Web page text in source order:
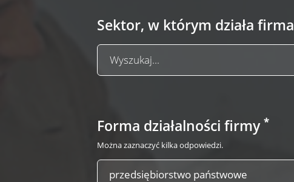
Sektor, w którym działa firma
Forma działalności firmy *
Można zaznaczyć kilka odpowiedzi.
przedsiębiorstwo państwowe